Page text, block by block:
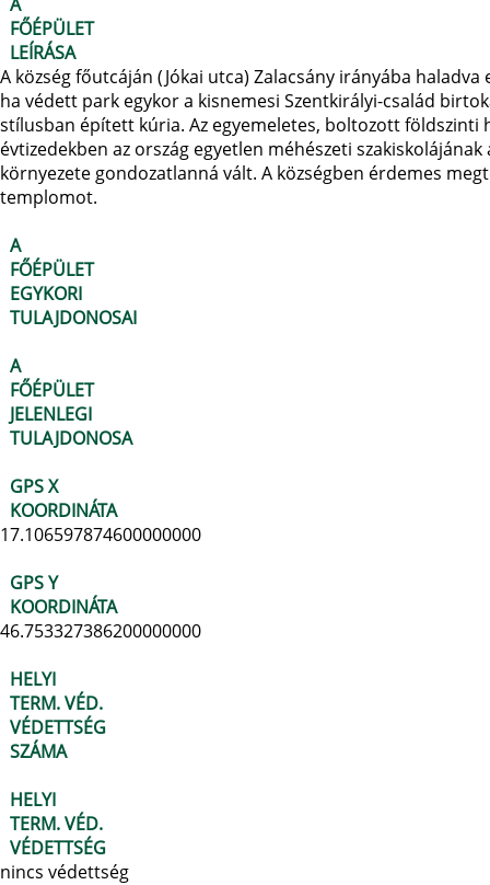
FŐÉPÜLET
LEÍRÁSA
A község főutcáján (Jókai utca) Zalacsány irányába
ha védett park egykor a kisnemesi Szentkirályi-család
stílusban épített kúria. Az egyemeletes, boltozott földszinti
évtizedekben az ország egyetlen méhészeti
környezete gondozatlanná vált. A községben érdemes
templomot.
A
FŐÉPÜLET
EGYKORI
TULAJDONOSAI
A
FŐÉPÜLET
JELENLEGI
TULAJDONOSA
GPS X
KOORDINÁTA
17.106597874600000000
GPS Y
KOORDINÁTA
46.753327386200000000
HELYI
TERM. VÉD.
VÉDETTSÉG
SZÁMA
HELYI
TERM. VÉD.
VÉDETTSÉG
nincs védettség